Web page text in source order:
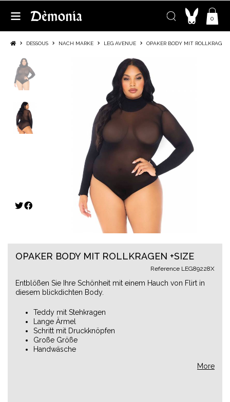
0
DESSOUS NACH MARKE LEG AVENUE OPAKER BODY MIT ROLLKRAGEN
OPAKER BODY MIT ROLLKRAGEN +SIZE
Reference LEG89228X
Entblößen Sie Ihre Schönheit mit einem Hauch von Flirt in
diesem blickdichten Body.
Teddy mit Stehkragen
Lange Ärmel
Schritt mit Druckknöpfen
Große Größe
Handwäsche
More